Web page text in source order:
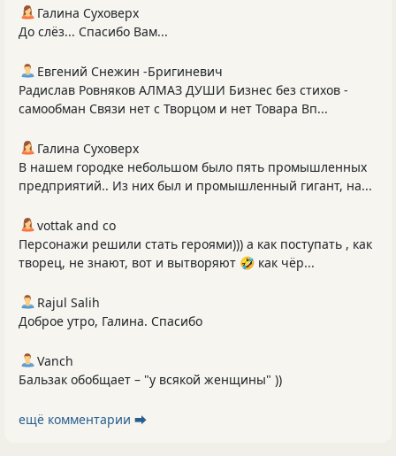
Галина Суховерх
До слёз... Спасибо Вам...
Евгений Снежин -Бригиневич
Радислав Ровняков АЛМАЗ ДУШИ Бизнес без стихов -
самообман Связи нет с Творцом и нет Товара Вп...
Галина Суховерх
В нашем городке небольшом было пять промышленных
предприятий.. Из них был и промышленный гигант, на...
vottak and co
Персонажи решили стать героями))) а как поступать , как
творец, не знают, вот и вытворяют 🤣 как чёр...
Rajul Salih
Доброе утро, Галина. Спасибо
Vanch
Бальзак обобщает – "у всякой женщины" ))
ещё комментарии ⮕